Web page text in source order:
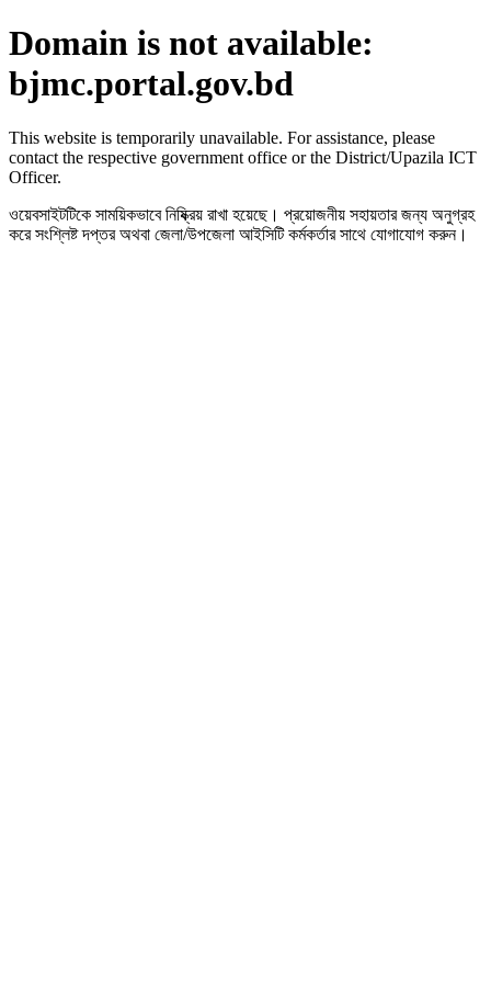
Domain is not available:
bjmc.portal.gov.bd
This website is temporarily unavailable. For assistance, please
contact the respective government office or the District/Upazila ICT
Officer.
ওয়েবসাইটটিকে সাময়িকভাবে নিষ্ক্রিয় রাখা হয়েছে। প্রয়োজনীয় সহায়তার জন্য অনুগ্রহ
করে সংশ্লিষ্ট দপ্তর অথবা জেলা/উপজেলা আইসিটি কর্মকর্তার সাথে যোগাযোগ করুন।